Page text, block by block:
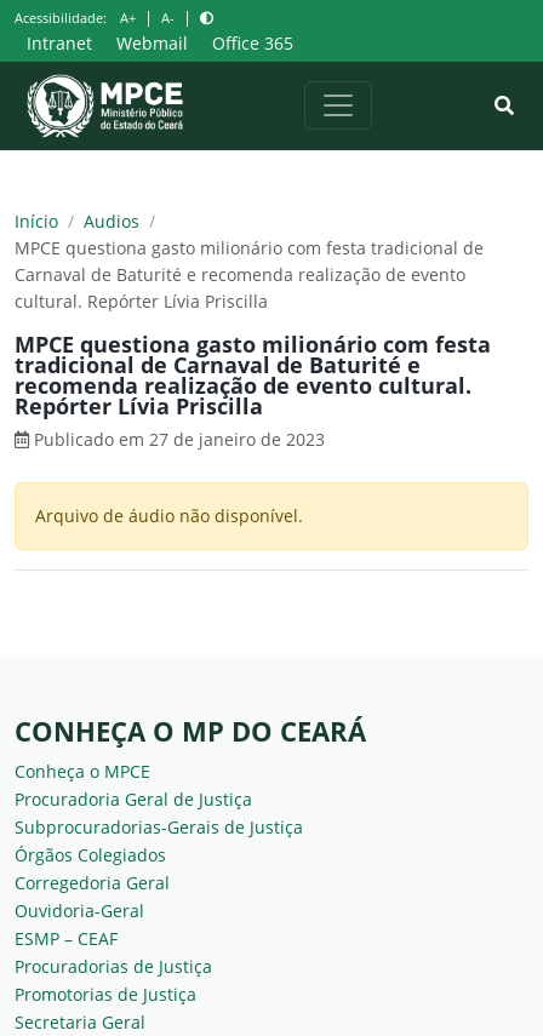
Pular
para
o
conteúdo
Acessibilidade: A+ | A- |
Intranet Webmail Office 365
Início / Audios /
MPCE questiona gasto milionário com festa tradicional de
Carnaval de Baturité e recomenda realização de evento
cultural. Repórter Lívia Priscilla
MPCE questiona gasto milionário com festa
tradicional de Carnaval de Baturité e
recomenda realização de evento cultural.
Repórter Lívia Priscilla
Publicado em 27 de janeiro de 2023
Arquivo de áudio não disponível.
CONHEÇA O MP DO CEARÁ
Conheça o MPCE
Procuradoria Geral de Justiça
Subprocuradorias-Gerais de Justiça
Órgãos Colegiados
Corregedoria Geral
Ouvidoria-Geral
ESMP – CEAF
Procuradorias de Justiça
Promotorias de Justiça
Secretaria Geral